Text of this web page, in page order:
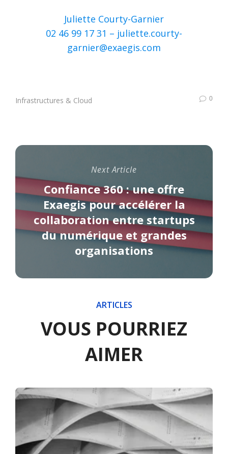
Juliette Courty-Garnier
02 46 99 17 31 – juliette.courty-
garnier@exaegis.com
Infrastructures & Cloud 0
Next Article
Confiance 360 : une offre
Exaegis pour accélérer la
collaboration entre startups
du numérique et grandes
organisations
ARTICLES
VOUS POURRIEZ
AIMER